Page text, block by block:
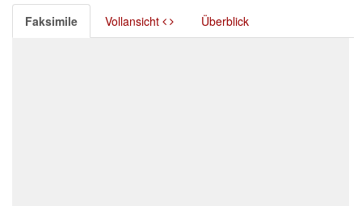
Faksimile Vollansicht Überblick